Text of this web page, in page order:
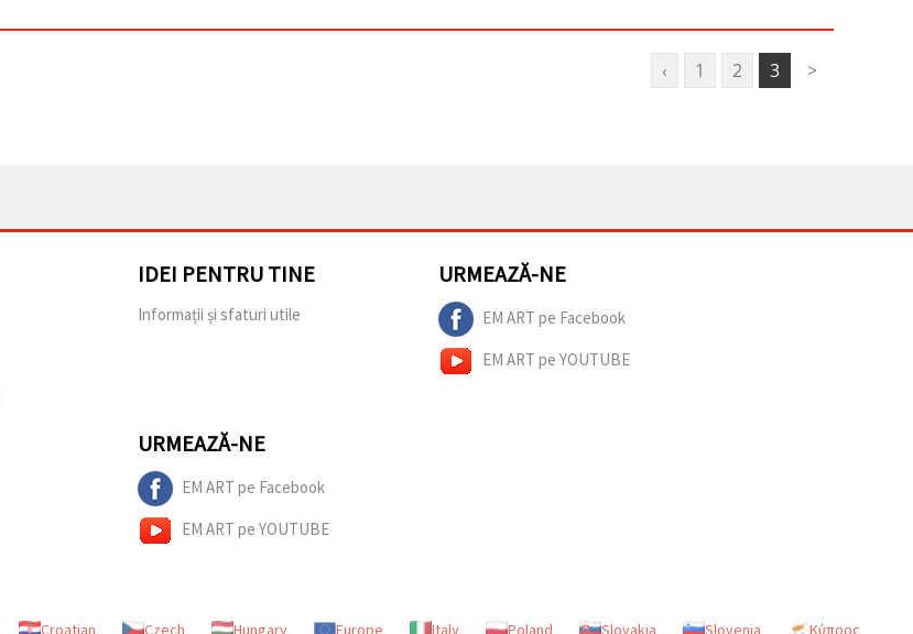
‹ 1 2 3 >
IDEI PENTRU TINE
Informații și sfaturi utile
URMEAZĂ-NE
EM ART pe Facebook
EM ART pe YOUTUBE
URMEAZĂ-NE
EM ART pe Facebook
EM ART pe YOUTUBE
Croatian Czech Hungary Europe Italy Poland Slovakia Slovenia Κύπρος